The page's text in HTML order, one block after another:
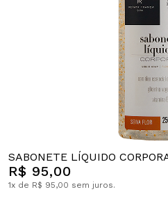
SABONETE LÍQUIDO
R$ 95,00
1x de R$ 95,00 sem juros.